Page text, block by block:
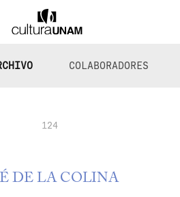
COLABORADORES
124
DE LA COLINA